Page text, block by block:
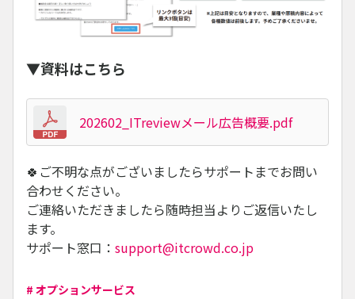
▼資料はこちら
202602_ITreviewメール広告概要.pdf
🍀ご不明な点がございましたらサポートまでお問い
合わせください。
ご連絡いただきましたら随時担当よりご返信いたし
ます。
サポート窓口： support@itcrowd.co.jp
# オプションサービス